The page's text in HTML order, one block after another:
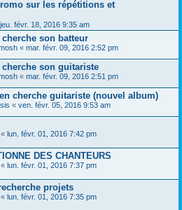
sur les répétitions et
jeu. févr. 18, 2016 9:35 am
son batteur
« mar. févr. 09, 2016 2:52 pm
son guitariste
« mar. févr. 09, 2016 2:51 pm
cherche guitariste (nouvel album)
« ven. févr. 05, 2016 9:53 am
« lun. févr. 01, 2016 7:42 pm
DES CHANTEURS
« lun. févr. 01, 2016 7:37 pm
projets
« lun. févr. 01, 2016 7:35 pm